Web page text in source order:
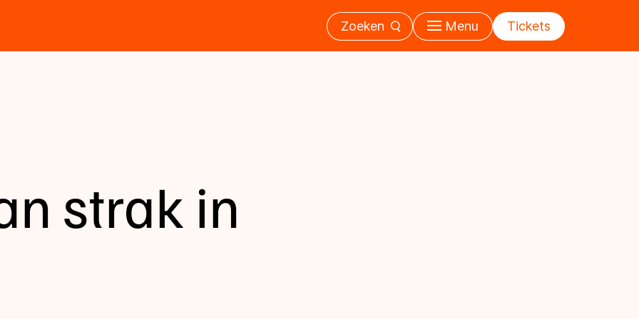
Zoeken Menu Tickets
strak in